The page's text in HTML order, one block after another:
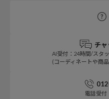
チ
AI受付：24時間/スタ
(コーディネートや商
電話受付